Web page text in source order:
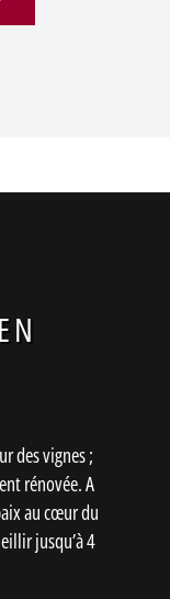
des vignes ;
rénovée. A
au cœur du
jusqu’à 4